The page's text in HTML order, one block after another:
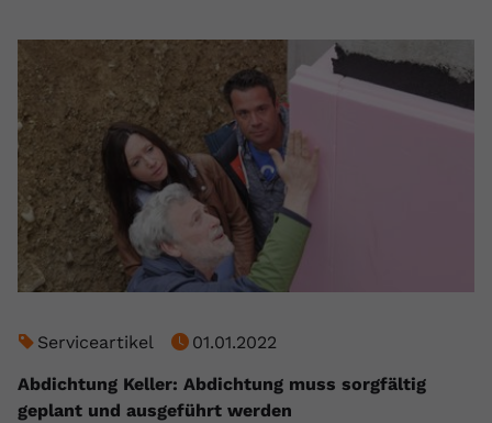
Serviceartikel
01.01.2022
Abdichtung Keller: Abdichtung muss sorgfältig
geplant und ausgeführt werden